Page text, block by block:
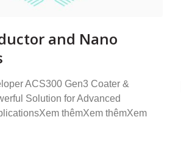
and Nano
ACS300 Gen3 Coater &
Solution for Advanced
thêmXem thêmXem